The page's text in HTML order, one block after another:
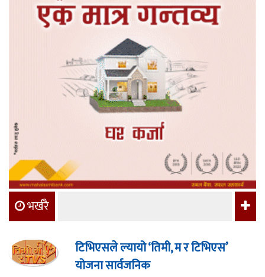
भर्खरै
टिभिएसले ल्यायो ‘तिमी, म र टिभिएस’
योजना सार्वजनिक